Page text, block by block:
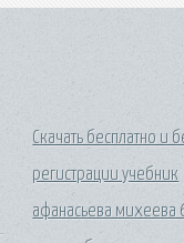
Скачать бесплатно и
регистрации учебник
афанасьева михеева